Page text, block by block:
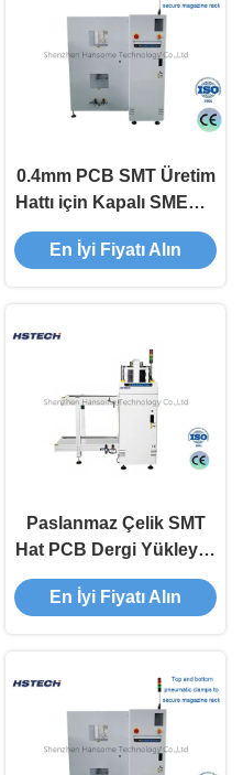
0.4mm PCB SMT Üretim
Hattı için Kapalı SMEMA
PCB Yükleyici 6s
Yükleme
En İyi Fiyatı Alın
Paslanmaz Çelik SMT
Hat PCB Dergi Yükleyici
Otomatik PCB İşleme
Ekipmanı
En İyi Fiyatı Alın